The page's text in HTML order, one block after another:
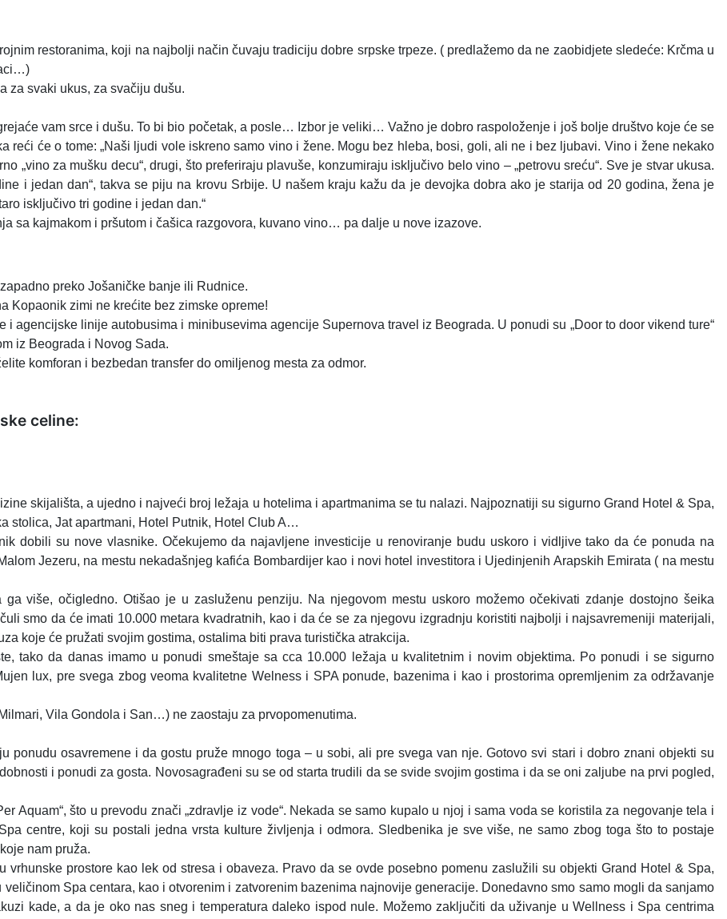
restoranima, koji na najbolji način čuvaju tradiciju dobre srpske trpeze. ( predlažemo da ne zaobidjete sledeće: Krčma u
za svaki ukus, za svačiju dušu.
vam srce i dušu. To bi bio početak, a posle… Izbor je veliki… Važno je dobro raspoloženje i još bolje društvo koje će se
reći će o tome: „Naši ljudi vole iskreno samo vino i žene. Mogu bez hleba, bosi, goli, ali ne i bez ljubavi. Vino i žene nekako
„vino za mušku decu“, drugi, što preferiraju plavuše, konzumiraju isključivo belo vino – „petrovu sreću“. Sve je stvar ukusa.
i jedan dan“, takva se piju na krovu Srbije. U našem kraju kažu da je devojka dobra ako je starija od 20 godina, žena je
isključivo tri godine i jedan dan.“
sa kajmakom i pršutom i čašica razgovora, kuvano vino… pa dalje u nove izazove.
preko Jošaničke banje ili Rudnice.
Kopaonik zimi ne krećite bez zimske opreme!
agencijske linije autobusima i minibusevima agencije Supernova travel iz Beograda. U ponudi su „Door to door vikend ture“
iz Beograda i Novog Sada.
komforan i bezbedan transfer do omiljenog mesta za odmor.
celine:
skijališta, a ujedno i najveći broj ležaja u hotelima i apartmanima se tu nalazi. Najpoznatiji su sigurno Grand Hotel & Spa,
stolica, Jat apartmani, Hotel Putnik, Hotel Club A…
dobili su nove vlasnike. Očekujemo da najavljene investicije u renoviranje budu uskoro i vidljive tako da će ponuda na
Jezeru, na mestu nekadašnjeg kafića Bombardijer kao i novi hotel investitora i Ujedinjenih Arapskih Emirata ( na mestu
više, očigledno. Otišao je u zasluženu penziju. Na njegovom mestu uskoro možemo očekivati zdanje dostojno šeika
smo da će imati 10.000 metara kvadratnih, kao i da će se za njegovu izgradnju koristiti najbolji i najsavremeniji materijali,
koje će pružati svojim gostima, ostalima biti prava turistička atrakcija.
tako da danas imamo u ponudi smeštaje sa cca 10.000 ležaja u kvalitetnim i novim objektima. Po ponudi i se sigurno
lux, pre svega zbog veoma kvalitetne Welness i SPA ponude, bazenima i kao i prostorima opremljenim za održavanje
Vila Gondola i San…) ne zaostaju za prvopomenutima.
ponudu osavremene i da gostu pruže mnogo toga – u sobi, ali pre svega van nje. Gotovo svi stari i dobro znani objekti su
i ponudi za gosta. Novosagrađeni su se od starta trudili da se svide svojim gostima i da se oni zaljube na prvi pogled,
Aquam“, što u prevodu znači „zdravlje iz vode“. Nekada se samo kupalo u njoj i sama voda se koristila za negovanje tela i
centre, koji su postali jedna vrsta kulture življenja i odmora. Sledbenika je sve više, ne samo zbog toga što to postaje
nam pruža.
vrhunske prostore kao lek od stresa i obaveza. Pravo da se ovde posebno pomenu zaslužili su objekti Grand Hotel & Spa,
Spa centara, kao i otvorenim i zatvorenim bazenima najnovije generacije. Donedavno smo samo mogli da sanjamo
kade, a da je oko nas sneg i temperatura daleko ispod nule. Možemo zaključiti da uživanje u Wellness i Spa centrima